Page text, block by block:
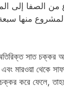
الصفا إلى
منها سبعة
সাত চক্কর
এবং মারওয়া
করে ফেলে,